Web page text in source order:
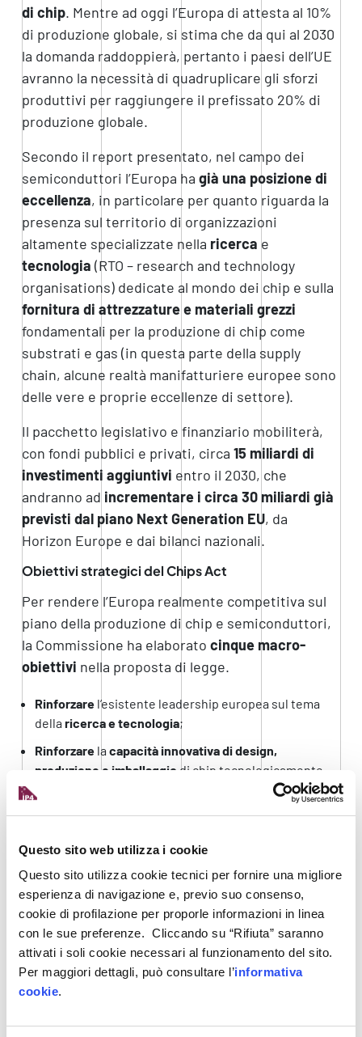
Questo sito web utilizza i cookie
Questo sito utilizza cookie tecnici per fornire una migliore
esperienza di navigazione e, previo suo consenso,
cookie di profilazione per proporle informazioni in linea
con le sue preferenze. Cliccando su “Rifiuta” saranno
attivati i soli cookie necessari al funzionamento del sito.
Per maggiori dettagli, può consultare l’informativa
cookie.
di chip. Mentre ad oggi l’Europa di attesta al 10%
di produzione globale, si stima che da qui al 2030
la domanda raddoppierà, pertanto i paesi dell’UE
avranno la necessità di quadruplicare gli sforzi
produttivi per raggiungere il prefissato 20% di
produzione globale.
Secondo il report presentato, nel campo dei
semiconduttori l’Europa ha già una posizione di
eccellenza, in particolare per quanto riguarda la
presenza sul territorio di organizzazioni
altamente specializzate nella ricerca e
tecnologia (RTO – research and technology
organisations) dedicate al mondo dei chip e sulla
fornitura di attrezzature e materiali grezzi
fondamentali per la produzione di chip come
substrati e gas (in questa parte della supply
chain, alcune realtà manifatturiere europee sono
delle vere e proprie eccellenze di settore).
Il pacchetto legislativo e finanziario mobiliterà,
con fondi pubblici e privati, circa 15 miliardi di
investimenti aggiuntivi entro il 2030, che
andranno ad incrementare i circa 30 miliardi già
previsti dal piano Next Generation EU, da
Horizon Europe e dai bilanci nazionali.
Obiettivi strategici del Chips Act
Per rendere l’Europa realmente competitiva sul
piano della produzione di chip e semiconduttori,
la Commissione ha elaborato cinque macro-
obiettivi nella proposta di legge.
Rinforzarel’esistente leadership europea sul tema
della ricerca e tecnologia;
Rinforzarela capacità innovativa di design,
produzione e imballaggio di chip tecnologicamente
avanzati, sicuri ed efficienti dal punto di vista
energetico e riuscire a convertirli in prodotti finiti;
efficiente che sostenga l’aumento della capacità
produttiva entro il 2030;
Affrontare la grave carenza di competenze, attirando
nuove competenze e supportando la nascita di una
forza lavoro qualificata
Sviluppare unaconoscenza approfondita della catena
di produzione globale
anticipare possibili interruzioninelle forniture e